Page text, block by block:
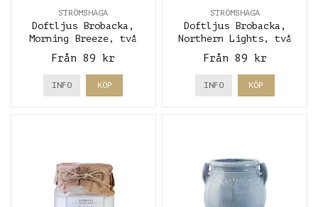
STRÖMSHAGA
Doftljus Brobacka,
Morning Breeze, två
storlekar - Strömshaga
Från 89 kr
INFO KÖP
STRÖMSHAGA
Doftljus Brobacka,
Northern Lights, två
storlekar - Strömshaga
Från 89 kr
INFO KÖP